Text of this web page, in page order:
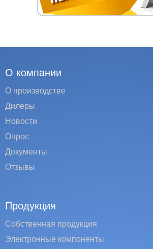
О компании
О производстве
Дилеры
Новости
Опрос
Документы
Отзывы
Продукция
Собственная продукция
Электронные компоненты